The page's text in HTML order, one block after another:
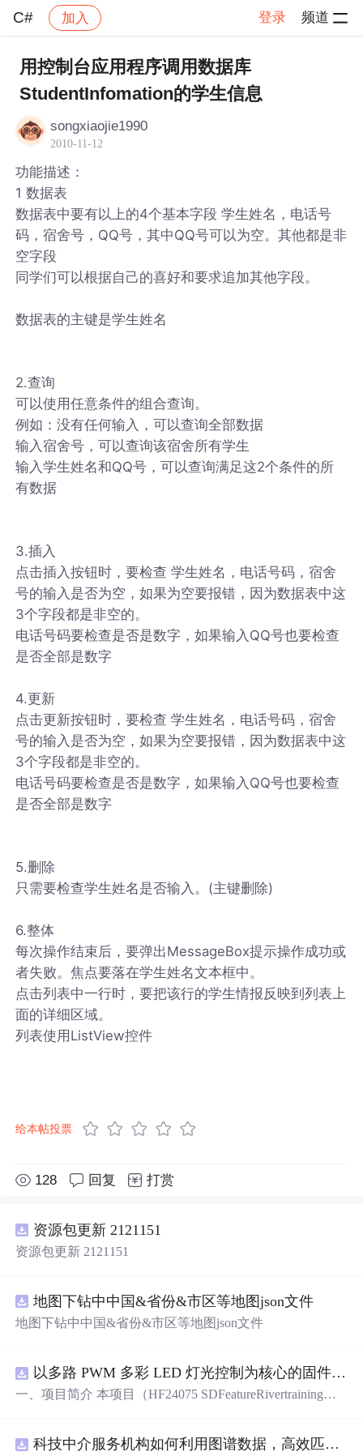
C# 加入 登录 频道
社区 C# 帖子详情
用控制台应用程序调用数据库
StudentInfomation的学生信息
songxiaojie1990
2010-11-12
功能描述：
1 数据表
数据表中要有以上的4个基本字段 学生姓名，电话号
码，宿舍号，QQ号，其中QQ号可以为空。其他都是非
空字段
同学们可以根据自己的喜好和要求追加其他字段。
数据表的主键是学生姓名
2.查询
可以使用任意条件的组合查询。
例如：没有任何输入，可以查询全部数据
输入宿舍号，可以查询该宿舍所有学生
输入学生姓名和QQ号，可以查询满足这2个条件的所
有数据
3.插入
点击插入按钮时，要检查 学生姓名，电话号码，宿舍
号的输入是否为空，如果为空要报错，因为数据表中这
3个字段都是非空的。
电话号码要检查是否是数字，如果输入QQ号也要检查
是否全部是数字
4.更新
点击更新按钮时，要检查 学生姓名，电话号码，宿舍
号的输入是否为空，如果为空要报错，因为数据表中这
3个字段都是非空的。
电话号码要检查是否是数字，如果输入QQ号也要检查
是否全部是数字
5.删除
只需要检查学生姓名是否输入。(主键删除)
6.整体
每次操作结束后，要弹出MessageBox提示操作成功或
者失败。焦点要落在学生姓名文本框中。
点击列表中一行时，要把该行的学生情报反映到列表上
面的详细区域。
列表使用ListView控件
给本帖投票
128 回复 打赏
资源包更新 2121151
资源包更新 2121151
地图下钻中中国&省份&市区等地图json文件
地图下钻中中国&省份&市区等地图json文件
以多路 PWM 多彩 LED 灯光控制为核心的固件方案，基于 PADAUK PMS 系列单片机
一、项目简介 本项目（HF24075 SDFeatureRivertraining）
等多色 LED 进行独立 PWM 调光，实现呼吸、渐变、流水
科技中介服务机构如何利用图谱数据，高效匹配供需双方并提升合作成功率？.docx